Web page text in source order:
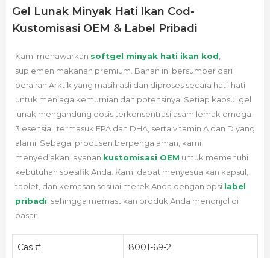
Gel Lunak Minyak Hati Ikan Cod-
Kustomisasi OEM & Label Pribadi
Kami menawarkan softgel minyak hati ikan kod
suplemen makanan premium. Bahan ini bersumber dari
perairan Arktik yang masih asli dan diproses secara hati-hati
untuk menjaga kemurnian dan potensinya. Setiap kapsul gel
lunak mengandung dosis terkonsentrasi asam lemak omega-
3 esensial, termasuk EPA dan DHA, serta vitamin A dan D yang
alami. Sebagai produsen berpengalaman, kami
menyediakan layanan kustomisasi OEM untuk memenuhi
kebutuhan spesifik Anda. Kami dapat menyesuaikan kapsul,
tablet, dan kemasan sesuai merek Anda dengan opsi label
pribadi , sehingga memastikan produk Anda menonjol di
pasar.
Cas #: 8001-69-2